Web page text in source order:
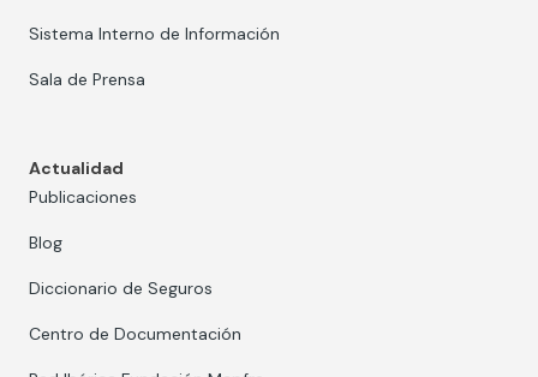
Sistema Interno de Información
Sala de Prensa
Actualidad
Publicaciones
Blog
Diccionario de Seguros
Centro de Documentación